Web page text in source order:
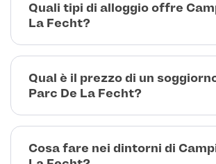
Quali tipi di alloggio offre
La Fecht?
Qual è il prezzo di un
Parc De La Fecht?
Cosa fare nei dintorni di